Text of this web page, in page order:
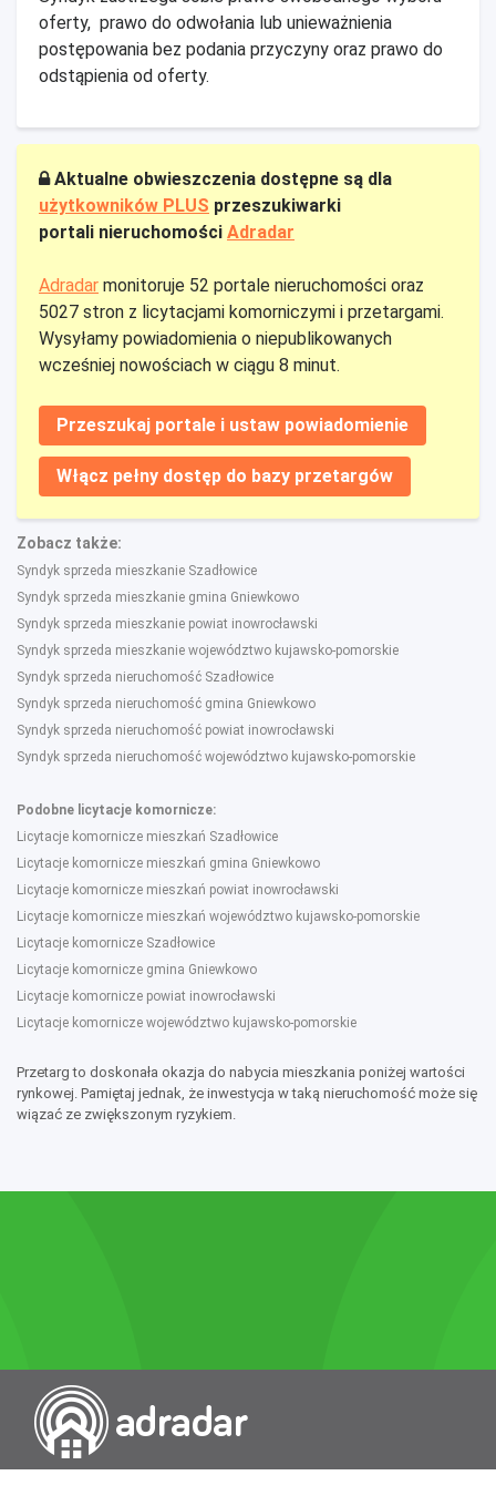
oferty, prawo do odwołania lub unieważnienia
postępowania bez podania przyczyny oraz prawo do
odstąpienia od oferty.
Aktualne obwieszczenia dostępne są dla
użytkowników PLUS przeszukiwarki
portali nieruchomości Adradar
Adradar monitoruje 52 portale nieruchomości oraz
5027 stron z licytacjami komorniczymi i przetargami.
Wysyłamy powiadomienia o niepublikowanych
wcześniej nowościach w ciągu 8 minut.
Przeszukaj portale i ustaw powiadomienie
Włącz pełny dostęp do bazy przetargów
Zobacz także:
Syndyk sprzeda mieszkanie Szadłowice
Syndyk sprzeda mieszkanie gmina Gniewkowo
Syndyk sprzeda mieszkanie powiat inowrocławski
Syndyk sprzeda mieszkanie województwo kujawsko-pomorskie
Syndyk sprzeda nieruchomość Szadłowice
Syndyk sprzeda nieruchomość gmina Gniewkowo
Syndyk sprzeda nieruchomość powiat inowrocławski
Syndyk sprzeda nieruchomość województwo kujawsko-pomorskie
Podobne licytacje komornicze:
Licytacje komornicze mieszkań Szadłowice
Licytacje komornicze mieszkań gmina Gniewkowo
Licytacje komornicze mieszkań powiat inowrocławski
Licytacje komornicze mieszkań województwo kujawsko-pomorskie
Licytacje komornicze Szadłowice
Licytacje komornicze gmina Gniewkowo
Licytacje komornicze powiat inowrocławski
Licytacje komornicze województwo kujawsko-pomorskie
Przetarg to doskonała okazja do nabycia mieszkania poniżej wartości
rynkowej. Pamiętaj jednak, że inwestycja w taką nieruchomość może się
wiązać ze zwiększonym ryzykiem.